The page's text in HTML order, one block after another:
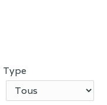
Type